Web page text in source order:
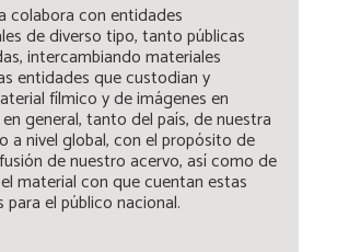
colabora con entidades
de diverso tipo, tanto públicas
intercambiando materiales
entidades que custodian y
fílmico y de imágenes en
general, tanto del país, de nuestra
a nivel global, con el propósito de
de nuestro acervo, así como de
material con que cuentan estas
el público nacional.